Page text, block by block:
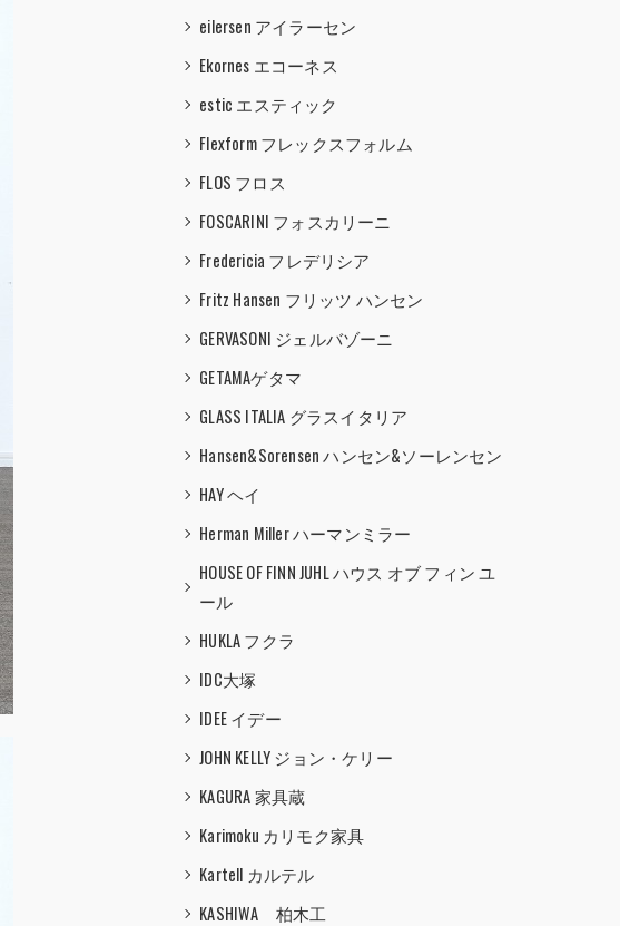
eilersen アイラーセン
Ekornes エコーネス
estic エスティック
Flexform フレックスフォルム
FLOS フロス
FOSCARINI フォスカリーニ
Fredericia フレデリシア
Fritz Hansen フリッツ ハンセン
GERVASONI ジェルバゾーニ
GETAMAゲタマ
GLASS ITALIA グラスイタリア
Hansen&Sorensen ハンセン&ソーレンセン
HAY ヘイ
Herman Miller ハーマンミラー
HOUSE OF FINN JUHL ハウス オブ フィン ユ
ール
HUKLA フクラ
IDC大塚
IDEE イデー
JOHN KELLY ジョン・ケリー
KAGURA 家具蔵
Karimoku カリモク家具
Kartell カルテル
KASHIWA 柏木工